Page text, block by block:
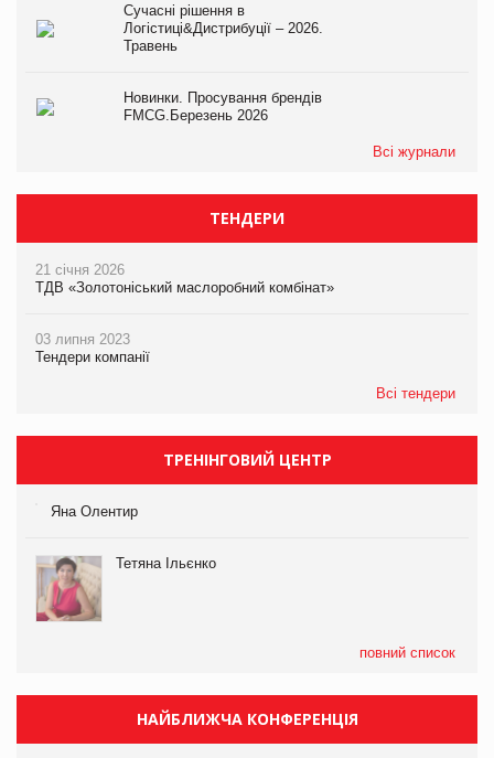
Сучасні рішення в
Логістиці&Дистрибуції – 2026.
Травень
Новинки. Просування брендів
FMCG.Березень 2026
Всі журнали
ТЕНДЕРИ
21 січня 2026
ТДВ «Золотоніський маслоробний комбінат»
03 липня 2023
Тендери компанії
Всі тендери
ТРЕНІНГОВИЙ ЦЕНТР
Яна Олентир
Тетяна Ільєнко
повний список
НАЙБЛИЖЧА КОНФЕРЕНЦІЯ